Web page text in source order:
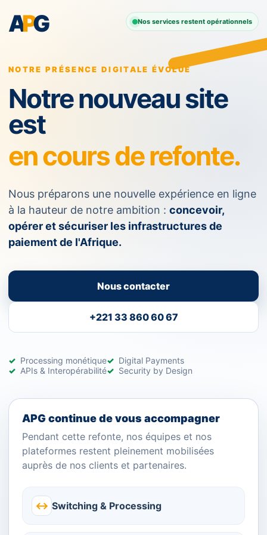
APG Nos services restent opérationnels
NOTRE PRÉSENCE DIGITALE ÉVOLUE
Notre nouveau site
est
en cours de refonte.
Nous préparons une nouvelle expérience en ligne
à la hauteur de notre ambition : concevoir,
opérer et sécuriser les infrastructures de
paiement de l'Afrique.
Nous contacter
+221 33 860 60 67
Processing monétique
Digital Payments
APIs & Interopérabilité
Security by Design
APG continue de vous accompagner
Pendant cette refonte, nos équipes et nos
plateformes restent pleinement mobilisées
auprès de nos clients et partenaires.
↔ Switching & Processing